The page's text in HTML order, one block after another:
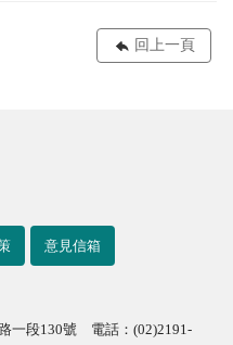
回上一頁
意見信箱
一段130號 電話：(02)2191-